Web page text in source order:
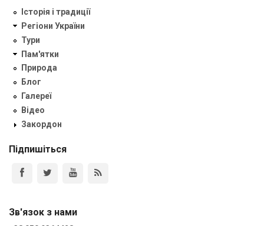
Історія і традиції
Регіони України
Тури
Пам'ятки
Природа
Блог
Галереї
Відео
Закордон
Підпишіться
Зв'язок з нами